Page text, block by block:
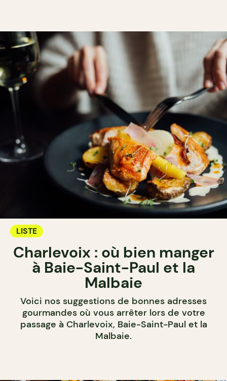
LISTE
Charlevoix : où bien manger
à Baie-Saint-Paul et la
Malbaie
Voici nos suggestions de bonnes adresses
gourmandes où vous arrêter lors de votre
passage à Charlevoix, Baie-Saint-Paul et la
Malbaie.